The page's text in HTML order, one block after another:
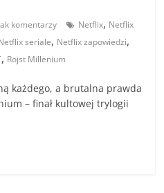
komentarzy Netflix, Netflix
seriale, Netflix zapowiedzi,
, Rojst Millenium
każdego, a brutalna prawda
– finał kultowej trylogii